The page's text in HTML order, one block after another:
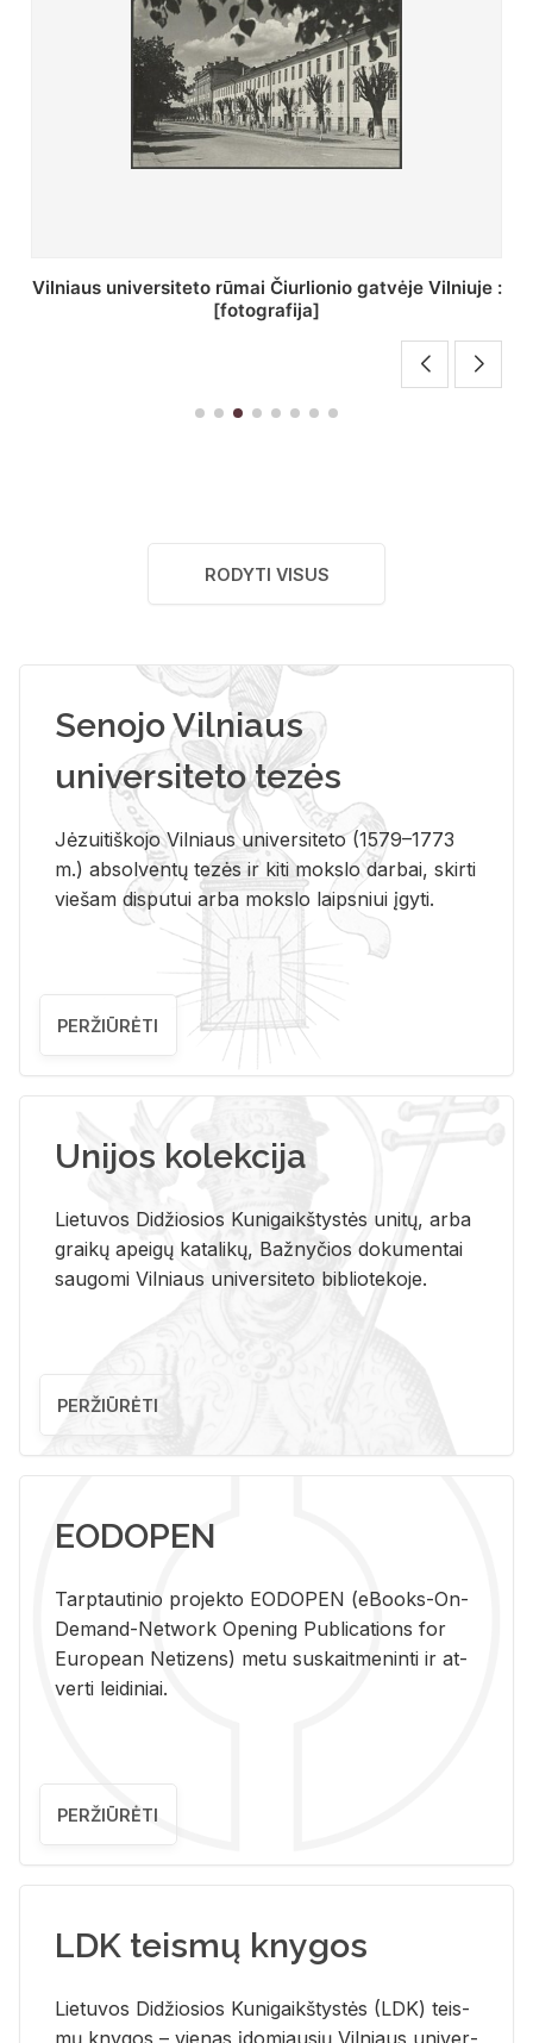
St. Batoro universiteto J. Pilsudskio kolegija :
[fotografija]
RODYTI VISUS
Senojo Vilniaus
universiteto tezės
Jėzuitiškojo Vilniaus universiteto (1579–1773
m.) absolventų tezės ir kiti mokslo darbai, skirti
viešam disputui arba mokslo laipsniui įgyti.
PERŽIŪRĖTI
Unijos kolekcija
Lietuvos Didžiosios Kunigaikštystės unitų, arba
graikų apeigų katalikų, Bažnyčios dokumentai
saugomi Vilniaus universiteto bibliotekoje.
PERŽIŪRĖTI
EODOPEN
Tarp­tau­ti­nio pro­jek­to EO­DO­PEN (eBo­oks-On-
De­mand-Ne­twork Ope­ning Pub­li­ca­tions for
Eu­ro­pe­an Ne­ti­zens) metu su­skait­me­nin­ti ir at­
ver­ti lei­di­niai.
PERŽIŪRĖTI
LDK teismų knygos
Lie­tu­vos Di­džio­sios Ku­ni­gaikš­tys­tės (LDK) teis­